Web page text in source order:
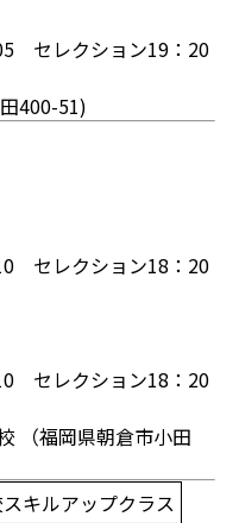
セレクション19：20
400-51)
セレクション18：20
セレクション18：20
（福岡県朝倉市小田
キルアップクラス